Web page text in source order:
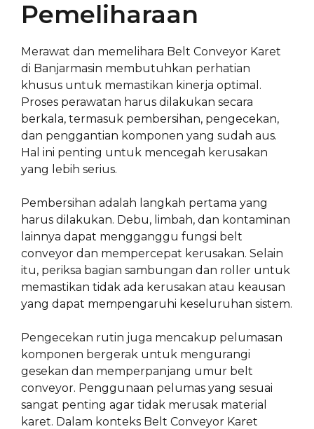
Pemeliharaan
Merawat dan memelihara Belt Conveyor Karet
di Banjarmasin membutuhkan perhatian
khusus untuk memastikan kinerja optimal.
Proses perawatan harus dilakukan secara
berkala, termasuk pembersihan, pengecekan,
dan penggantian komponen yang sudah aus.
Hal ini penting untuk mencegah kerusakan
yang lebih serius.
Pembersihan adalah langkah pertama yang
harus dilakukan. Debu, limbah, dan kontaminan
lainnya dapat mengganggu fungsi belt
conveyor dan mempercepat kerusakan. Selain
itu, periksa bagian sambungan dan roller untuk
memastikan tidak ada kerusakan atau keausan
yang dapat mempengaruhi keseluruhan sistem.
Pengecekan rutin juga mencakup pelumasan
komponen bergerak untuk mengurangi
gesekan dan memperpanjang umur belt
conveyor. Penggunaan pelumas yang sesuai
sangat penting agar tidak merusak material
karet. Dalam konteks Belt Conveyor Karet